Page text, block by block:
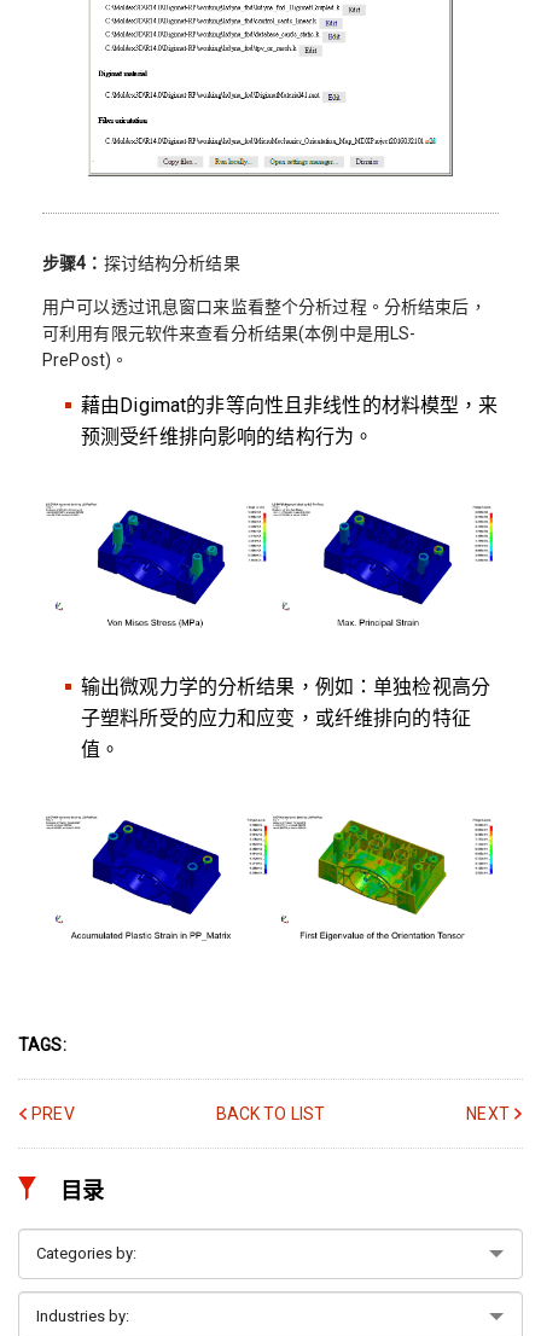
步骤4： 探讨结构分析结果
用户可以透过讯息窗口来监看整个分析过程。分析结束后，
可利用有限元软件来查看分析结果(本例中是用LS-
PrePost)。
藉由Digimat的非等向性且非线性的材料模型，来
预测受纤维排向影响的结构行为。
输出微观力学的分析结果，例如：单独检视高分
子塑料所受的应力和应变，或纤维排向的特征
值。
TAGS:
PREV BACK TO LIST NEXT
目录